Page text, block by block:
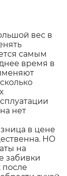
вес в
самым
время в
нет
в цене
НО
на
забивки
после